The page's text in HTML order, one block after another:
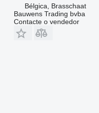
Bélgica, Brasschaat
Bauwens Trading bvba
Contacte o vendedor